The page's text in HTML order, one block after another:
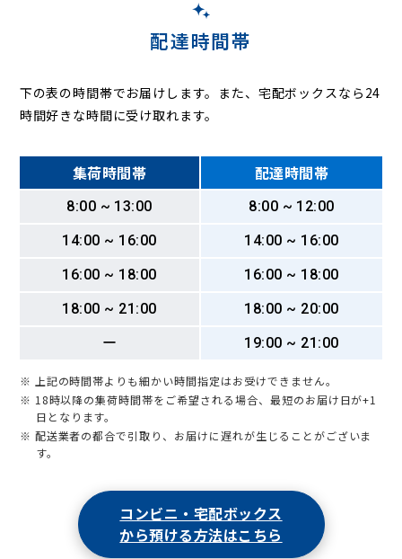
配達時間帯
下の表の時間帯でお届けします。また、宅配ボックスなら24
時間好きな時間に受け取れます。
集荷時間帯 配達時間帯
8:00 ~ 13:00
8:00 ~ 12:00
14:00 ~ 16:00
14:00 ~ 16:00
16:00 ~ 18:00
16:00 ~ 18:00
18:00 ~ 21:00
18:00 ~ 20:00
ー
19:00 ~ 21:00
※ 上記の時間帯よりも細かい時間指定はお受けできません。
※ 18時以降の集荷時間帯をご希望される場合、最短のお届け日が+1
日となります。
※ 配送業者の都合で引取り、お届けに遅れが生じることがございま
す。
コンビニ・宅配ボックス
から預ける方法はこちら